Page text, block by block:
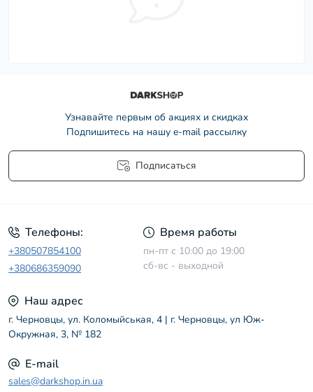
Узнавайте первым об акциях и скидках
Подпишитесь на нашу e-mail рассылку
Подписаться
Телефоны:
+380507854100
+380686359090
Время работы
пн-пт с 10:00 до 19:00
сб-вс - выходной
Наш адрес
г. Черновцы, ул. Коломыйськая, 4 | г. Черновцы, ул Юж-
Окружная, 3, № 182
E-mail
sales@darkshop.in.ua